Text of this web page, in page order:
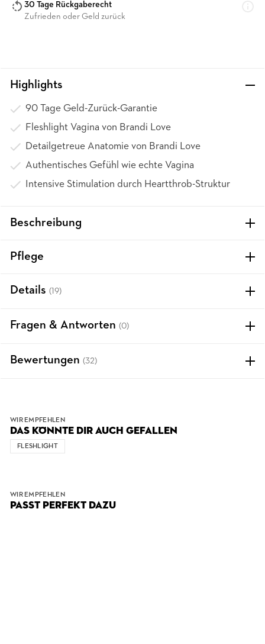
30 Tage Rückgaberecht
Zufrieden oder Geld zurück
Highlights
90 Tage Geld-Zurück-Garantie
Fleshlight Vagina von Brandi Love
Detailgetreue Anatomie von Brandi Love
Authentisches Gefühl wie echte Vagina
Intensive Stimulation durch Heartthrob-Struktur
Beschreibung
Pflege
Details (19)
Fragen & Antworten (0)
Bewertungen (32)
WIR EMPFEHLEN
DAS KÖNNTE DIR AUCH GEFALLEN
FLESHLIGHT
WIR EMPFEHLEN
PASST PERFEKT DAZU